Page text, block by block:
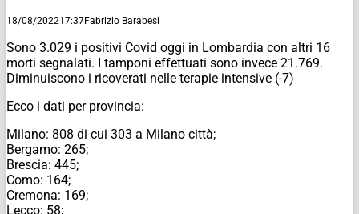
18/08/202217:37Fabrizio Barabesi
Sono 3.029 i positivi Covid oggi in Lombardia con altri 16
morti segnalati. I tamponi effettuati sono invece 21.769.
Diminuiscono i ricoverati nelle terapie intensive (-7)
Ecco i dati per provincia:
Milano: 808 di cui 303 a Milano città;
Bergamo: 265;
Brescia: 445;
Como: 164;
Cremona: 169;
Lecco: 58;